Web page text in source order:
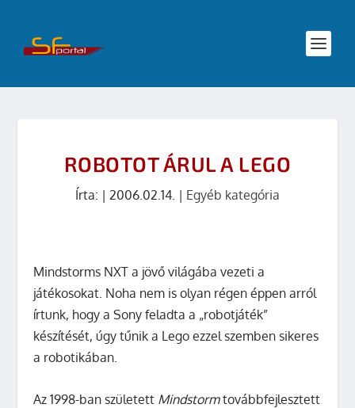
ROBOTOT ÁRUL A LEGO
Írta: | 2006.02.14. | Egyéb kategória
Mindstorms NXT a jövő világába vezeti a
játékosokat. Noha nem is olyan régen éppen arról
írtunk, hogy a Sony feladta a „robotjáték”
készítését, úgy tűnik a Lego ezzel szemben sikeres
a robotikában.
Az 1998-ban született Mindstormtovábbfejlesztett